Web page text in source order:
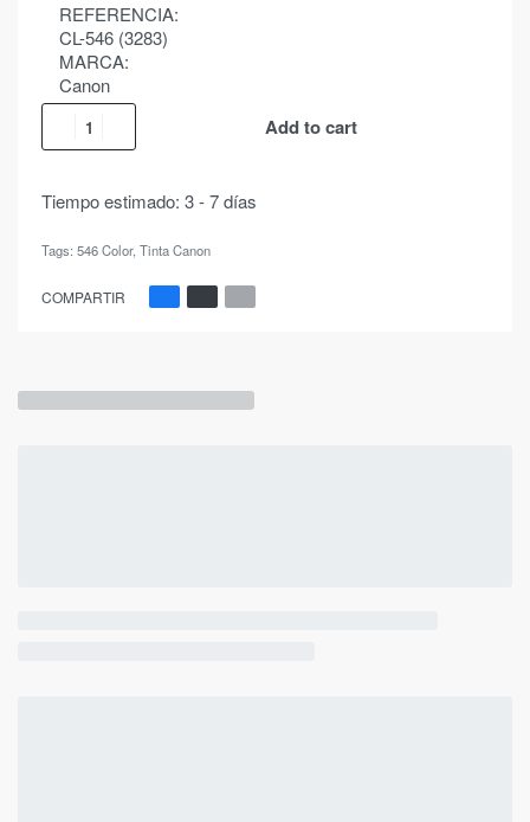
REFERENCIA:
CL-546 (3283)
MARCA:
Canon
Add to cart
Tiempo estimado: 3 - 7 días
Tags: 546 Color, Tinta Canon
COMPARTIR